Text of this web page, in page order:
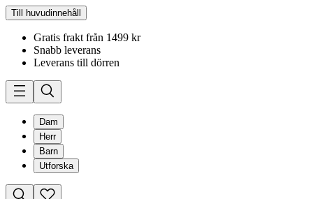
Till huvudinnehåll
Gratis frakt från 1499 kr
Snabb leverans
Leverans till dörren
Dam
Herr
Barn
Utforska